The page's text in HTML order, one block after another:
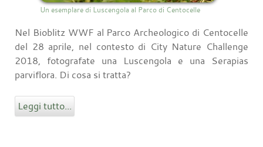
Un esemplare di Luscengola al Parco di Centocelle
Nel Bioblitz WWF al Parco Archeologico di Centocelle
del 28 aprile, nel contesto di City Nature Challenge
2018, fotografate una Luscengola e una Serapias
parviflora. Di cosa si tratta?
Leggi tutto...